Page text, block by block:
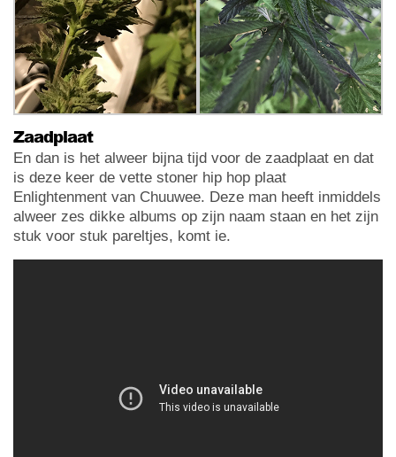
Zaadplaat
En dan is het alweer bijna tijd voor de zaadplaat en dat
is deze keer de vette stoner hip hop plaat
Enlightenment van Chuuwee. Deze man heeft inmiddels
alweer zes dikke albums op zijn naam staan en het zijn
stuk voor stuk pareltjes, komt ie.